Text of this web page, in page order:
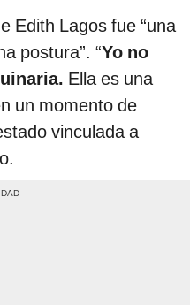
Edith Lagos fue “una
postura”. “Yo no
Ella es una
un momento de
vinculada a